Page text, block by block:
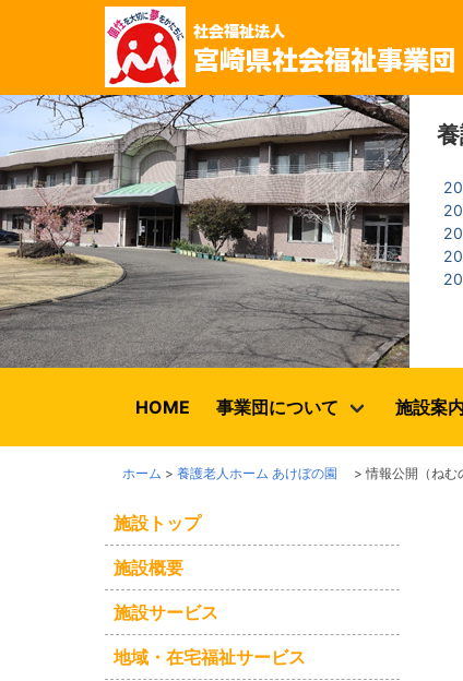
HOME 事業団について 施設案内
ホーム > 養護老人ホーム あけぼの園 >情報公開（ねむ
施設トップ
施設概要
施設サービス
地域・在宅福祉サービス